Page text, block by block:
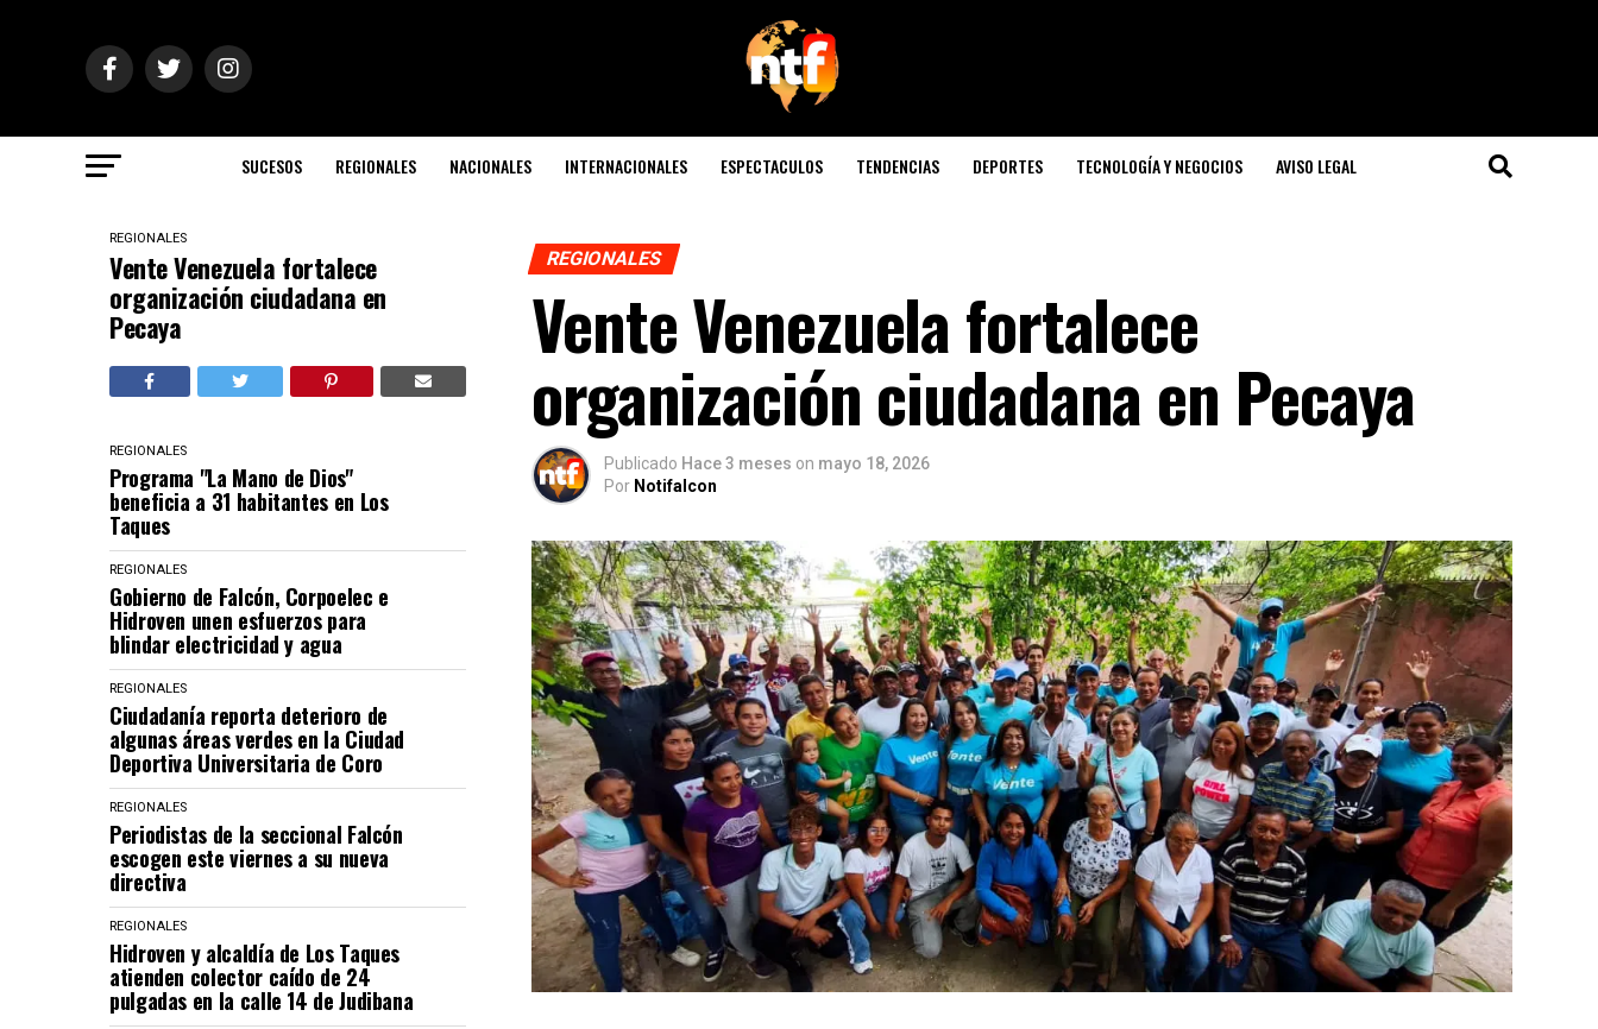
SUCESOS REGIONALES NACIONALES INTERNACIONALES ESPECTACULOS TENDENCIAS DEPORTES TECNOLOGÍA Y NEGOCIOS AVISO LEGAL
REGIONALES
Vente Venezuela fortalece
organización ciudadana en
Pecaya
REGIONALES
Programa "La Mano de Dios"
beneficia a 31 habitantes en Los
Taques
REGIONALES
Gobierno de Falcón, Corpoelec e
Hidroven unen esfuerzos para
blindar electricidad y agua
REGIONALES
Ciudadanía reporta deterioro de
algunas áreas verdes en la Ciudad
Deportiva Universitaria de Coro
REGIONALES
Periodistas de la seccional Falcón
escogen este viernes a su nueva
directiva
REGIONALES
Hidroven y alcaldía de Los Taques
atienden colector caído de 24
pulgadas en la calle 14 de Judibana
REGIONALES
Vente Venezuela fortalece
organización ciudadana en Pecaya
Publicado Hace 3 meses on mayo 18, 2026
Por Notifalcon